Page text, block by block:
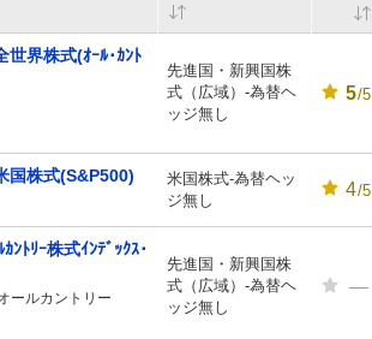
界株式(ｵｰﾙ･ｶﾝﾄ
先進国・新興国株
式（広域）-為替ヘ
ッジ無し
5/5
国株式(S&P500)
米国株式-為替ヘッ
ジ無し
4/5
ﾝﾄﾘｰ株式ｲﾝﾃﾞｯｸｽ･
ールカントリー
先進国・新興国株
式（広域）-為替ヘ
ッジ無し
—